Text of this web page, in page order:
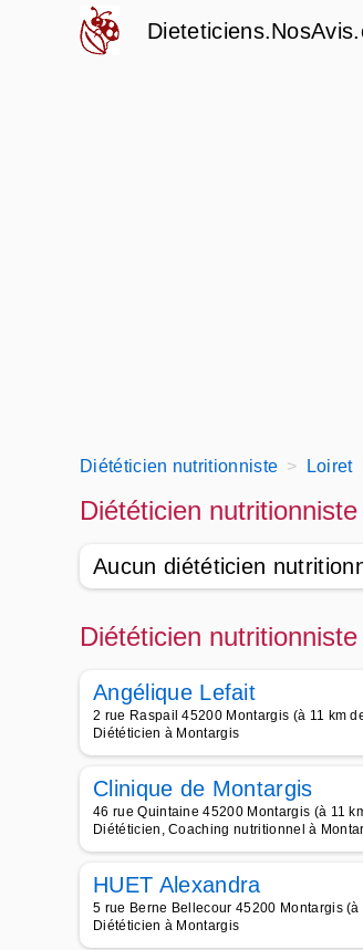
Diététicien nutritionniste Loiret
Diététicien
Aucun diététicien
Diététicien
Angélique Lefait
2 rue Raspail 45200 Montargis (à 11 km
Diététicien à Montargis
Clinique de Montargis
46 rue Quintaine 45200 Montargis (à 11
Diététicien, Coaching nutritionnel à
HUET Alexandra
5 rue Berne Bellecour 45200 Montargis
Diététicien à Montargis